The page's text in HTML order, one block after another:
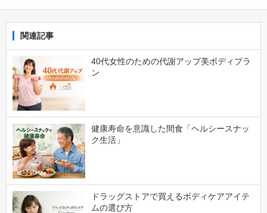
関連記事
40代女性のための代謝アップ美ボディプラ
ン
健康寿命を意識した間食「ヘルシースナッ
ク生活」
ドラッグストアで買えるボディケアアイテ
ムの選び方